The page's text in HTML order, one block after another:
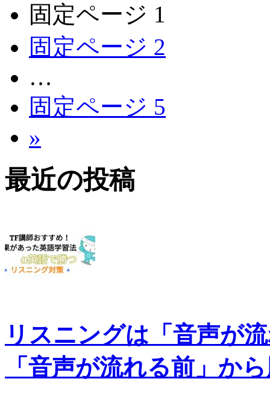
固定ページ 1
固定ページ 2
…
固定ページ 5
»
最近の投稿
リスニングは「音声が
「音声が流れる前」か